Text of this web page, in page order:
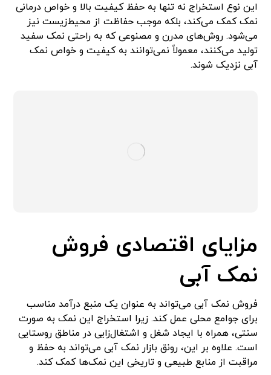
این نوع استخراج نه تنها به حفظ کیفیت بالا و خواص درمانی
نمک کمک می‌کند، بلکه موجب حفاظت از محیط‌زیست نیز
می‌شود. روش‌های مدرن و مصنوعی که به راحتی نمک سفید
تولید می‌کنند، معمولاً نمی‌توانند به کیفیت و خواص نمک
آبی نزدیک شوند.
مزایای اقتصادی فروش
نمک آبی
فروش نمک آبی می‌تواند به عنوان یک منبع درآمد مناسب
برای جوامع محلی عمل کند. زیرا استخراج این نمک به صورت
سنتی، همراه با ایجاد شغل و اشتغال‌زایی در مناطق روستایی
است. علاوه بر این، رونق بازار نمک آبی می‌تواند به حفظ و
مراقبت از منابع طبیعی و تاریخی این نمک‌ها کمک کند.